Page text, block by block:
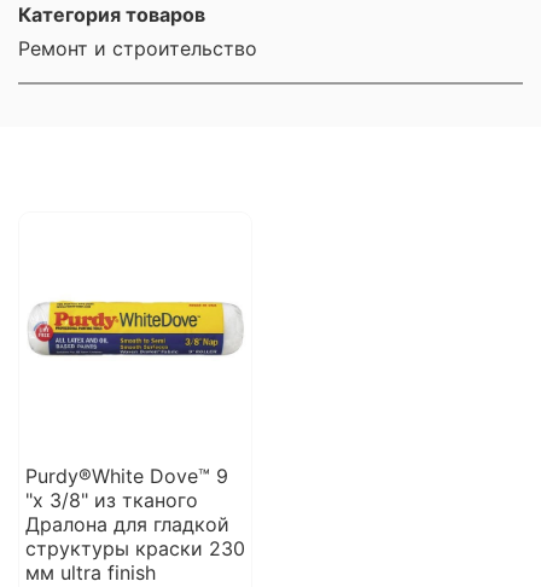
Категория товаров
Ремонт и строительство
Purdy®White Dove™ 9
"x 3/8" из тканого
Дралона для гладкой
структуры краски 230
мм ultra finish